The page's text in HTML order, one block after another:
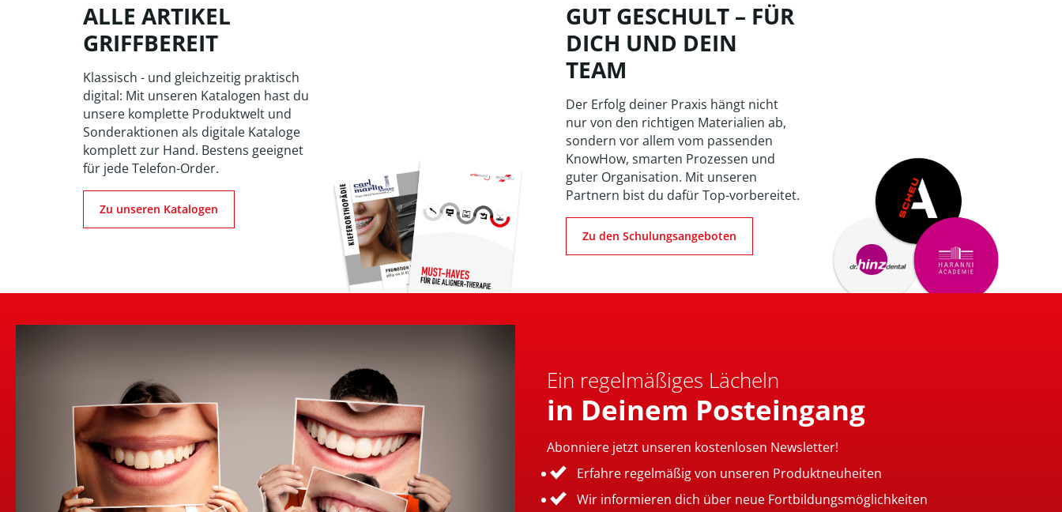
ALLE ARTIKEL
GRIFFBEREIT
Klassisch - und gleichzeitig praktisch
digital: Mit unseren Katalogen hast du
unsere komplette Produktwelt und
Sonderaktionen als digitale Kataloge
komplett zur Hand. Bestens geeignet
für jede Telefon-Order.
Zu unseren Katalogen
GUT GESCHULT – FÜR
DICH UND DEIN
TEAM
Der Erfolg deiner Praxis hängt nicht
nur von den richtigen Materialien ab,
sondern vor allem vom passenden
KnowHow, smarten Prozessen und
guter Organisation. Mit unseren
Partnern bist du dafür Top-vorbereitet.
Zu den Schulungsangeboten
Ein regelmäßiges Lächeln
in Deinem Posteingang
Abonniere jetzt unseren kostenlosen Newsletter!
Erfahre regelmäßig von unseren Produktneuheiten
Wir informieren dich über neue Fortbildungsmöglichkeiten